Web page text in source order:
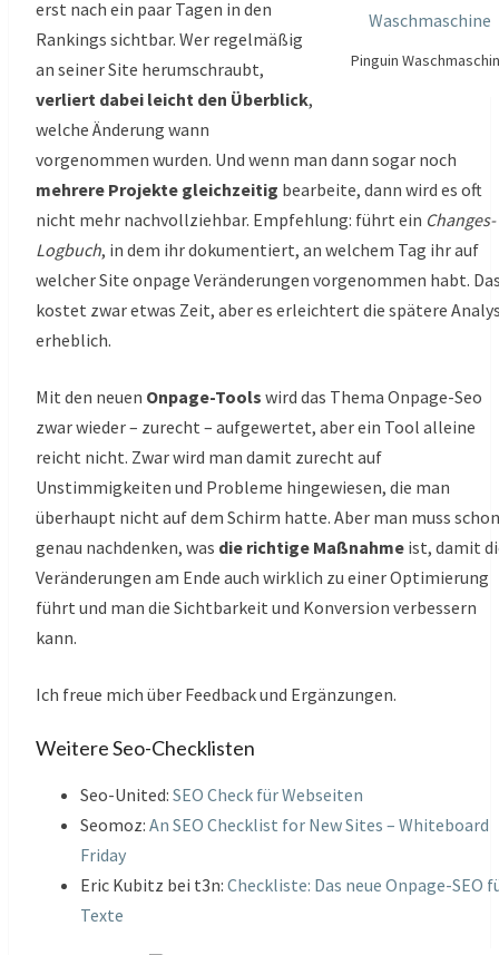
Pinguin
erst nach ein paar Tagen in den
Rankings sichtbar. Wer regelmäßig
an seiner Site herumschraubt,
verliert dabei leicht den Überblick,
welche Änderung wann
vorgenommen wurden. Und wenn man dann sogar noch
mehrere Projekte gleichzeitig bearbeite, dann wird es oft
nicht mehr nachvollziehbar. Empfehlung: führt ein Changes-
Logbuch, in dem ihr dokumentiert, an welchem Tag ihr auf
welcher Site onpage Veränderungen vorgenommen habt.
kostet zwar etwas Zeit, aber es erleichtert die spätere
erheblich.
Mit den neuen Onpage-Tools wird das Thema Onpage-Seo
zwar wieder – zurecht – aufgewertet, aber ein Tool alleine
reicht nicht. Zwar wird man damit zurecht auf
Unstimmigkeiten und Probleme hingewiesen, die man
überhaupt nicht auf dem Schirm hatte. Aber man muss schon
genau nachdenken, was die richtige Maßnahme ist, damit
Veränderungen am Ende auch wirklich zu einer Optimierung
führt und man die Sichtbarkeit und Konversion verbessern
kann.
Ich freue mich über Feedback und Ergänzungen.
Weitere Seo-Checklisten
Seo-United: SEO Check für Webseiten
Seomoz: An SEO Checklist for New Sites – Whiteboard
Friday
Eric Kubitz bei t3n: Checkliste: Das neue Onpage-SEO
Texte